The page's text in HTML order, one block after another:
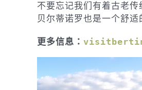
不要忘记我们有着古老传
贝尔蒂诺罗也是一个舒
更多信息：